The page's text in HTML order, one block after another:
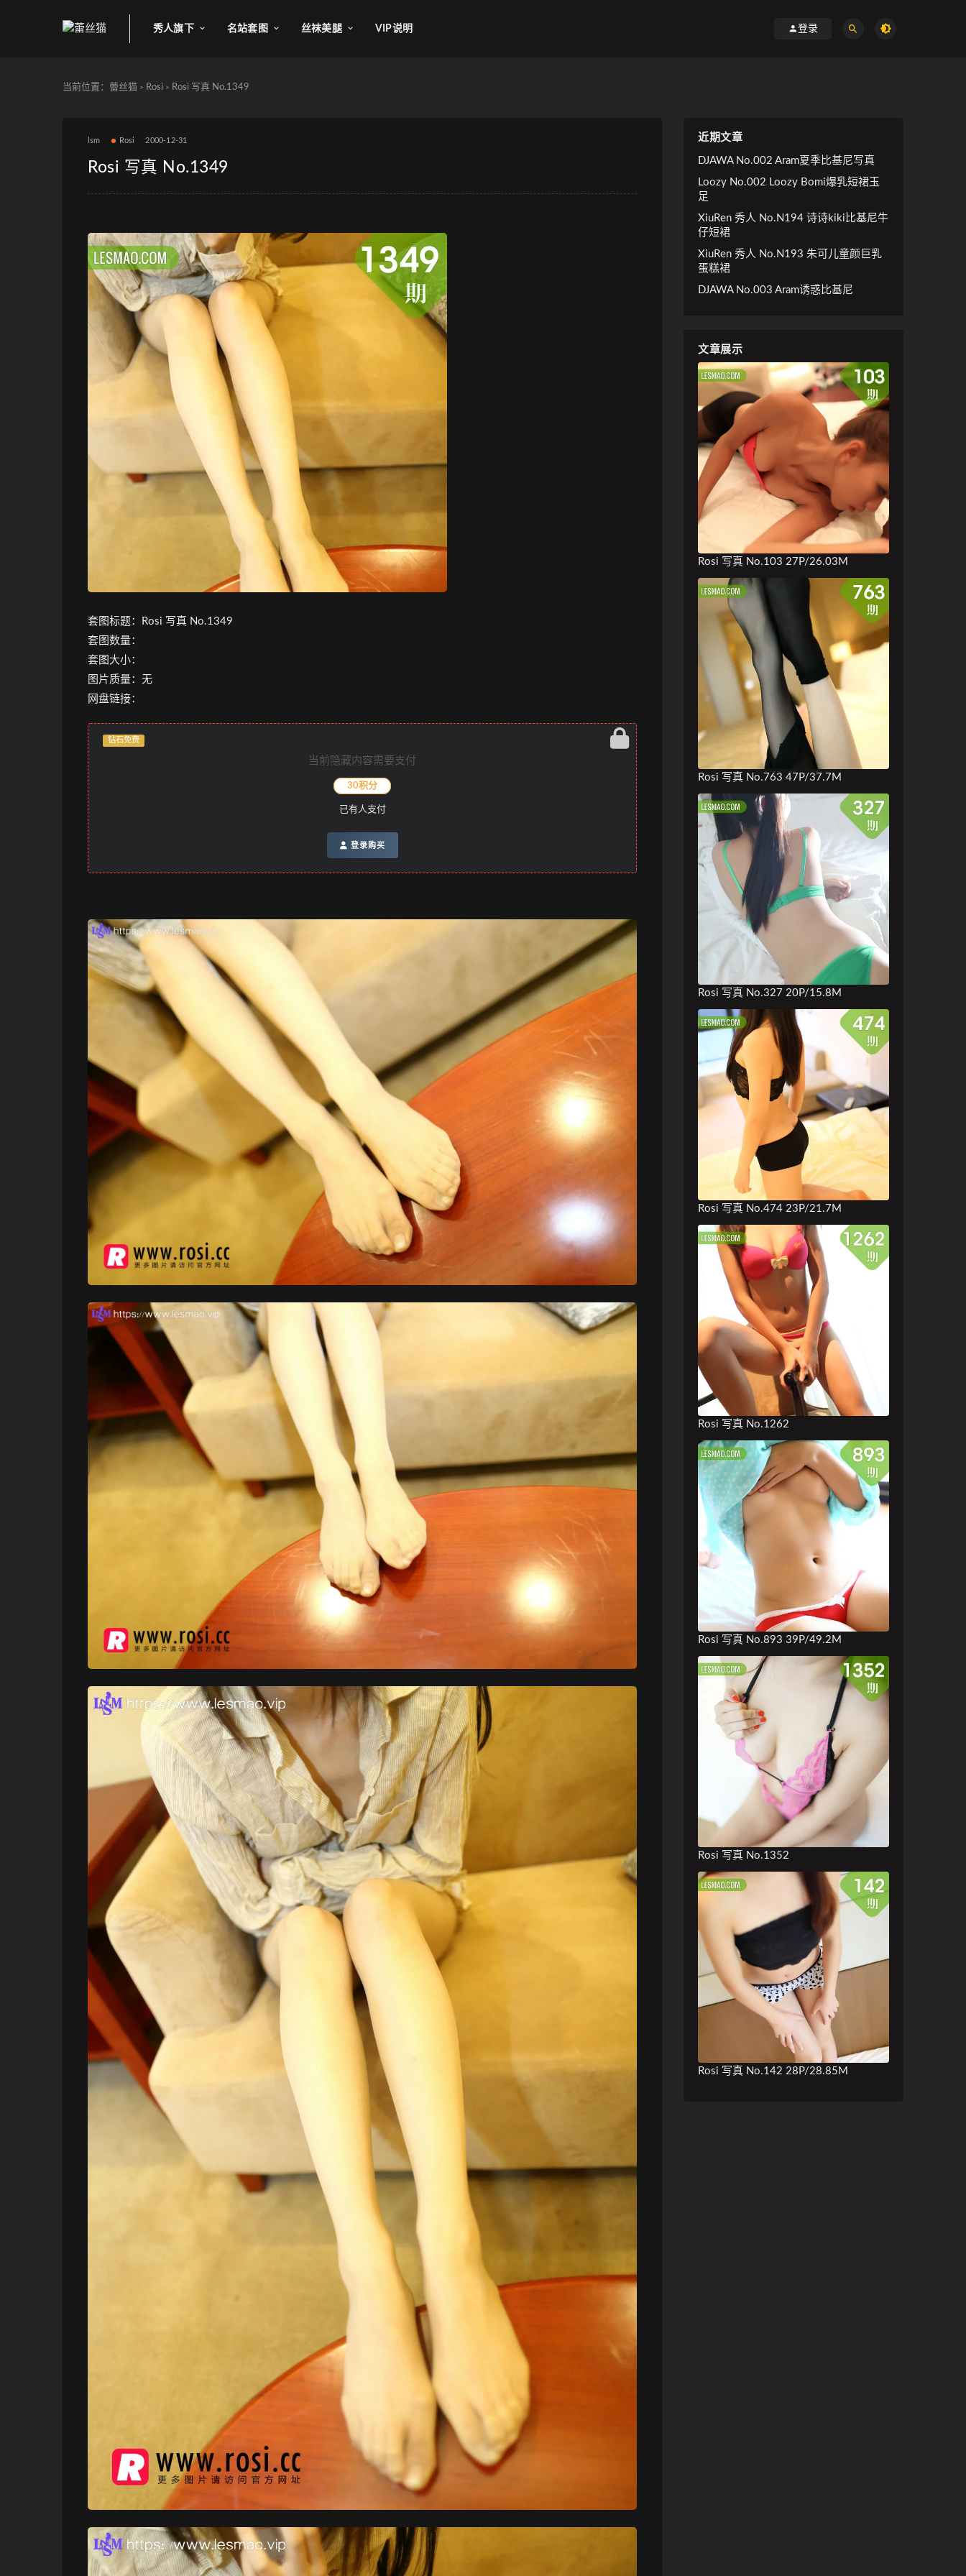
秀人旗下 名站套图 丝袜美腿 VIP说明 登录
当前位置： 蕾丝猫 > Rosi > Rosi 写真 No.1349
lsm Rosi 2000-12-31
Rosi 写真 No.1349
套图标题：Rosi 写真 No.1349
套图数量：
套图大小：
图片质量：无
网盘链接：
钻石免费
当前隐藏内容需要支付
30积分
已有人支付
登录购买
近期文章
DJAWA No.002 Aram夏季比基尼写真
Loozy No.002 Loozy Bomi爆乳短裙玉
足
XiuRen 秀人 No.N194 诗诗kiki比基尼牛
仔短裙
XiuRen 秀人 No.N193 朱可儿童颜巨乳
蛋糕裙
DJAWA No.003 Aram诱惑比基尼
文章展示
Rosi 写真 No.103 27P/26.03M
Rosi 写真 No.763 47P/37.7M
Rosi 写真 No.327 20P/15.8M
Rosi 写真 No.474 23P/21.7M
Rosi 写真 No.1262
Rosi 写真 No.893 39P/49.2M
Rosi 写真 No.1352
Rosi 写真 No.142 28P/28.85M